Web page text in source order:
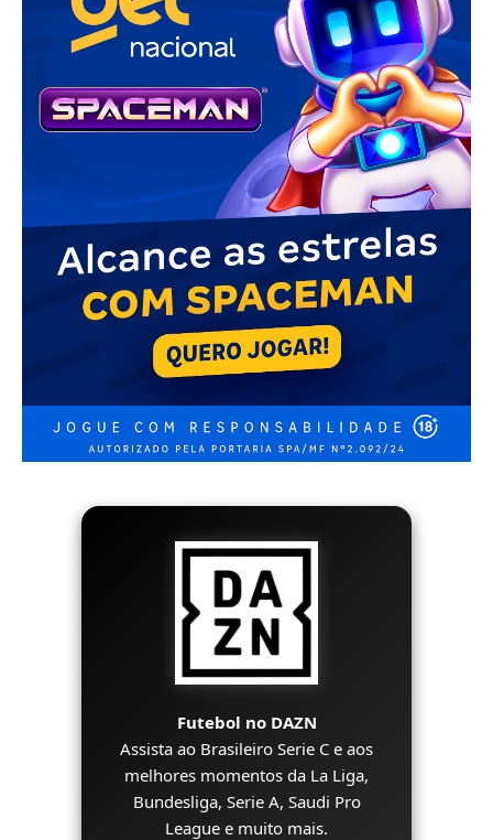
Futebol no DAZN
Assista ao Brasileiro Serie C e aos
melhores momentos da La Liga,
Bundesliga, Serie A, Saudi Pro
League e muito mais.